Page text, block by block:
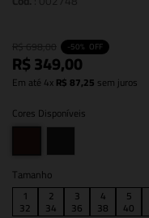
-50% OFF
R$349,00
Em até 4xR$87,25 sem juros
Cores Disponíveis
Tamanho
1
32
2
34
3
36
4
38
5
40